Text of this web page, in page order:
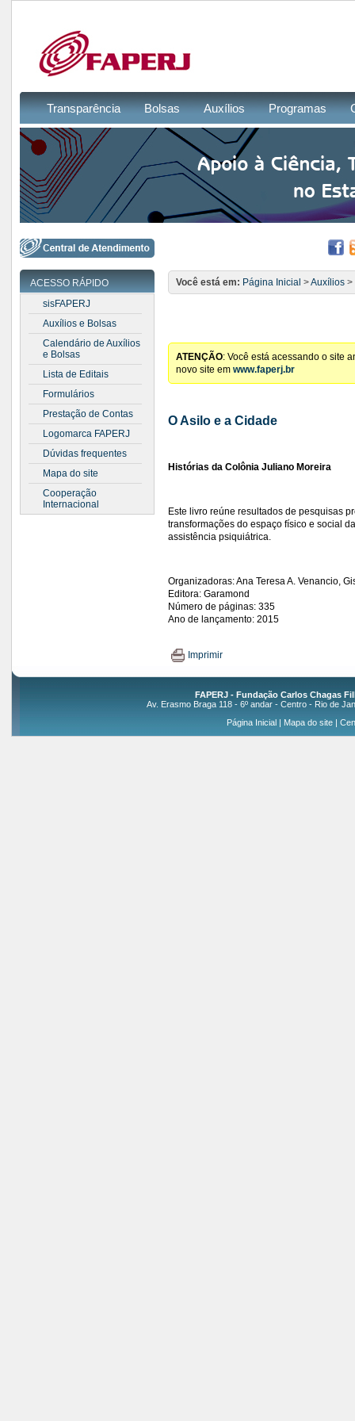
Transparência Bolsas Auxílios Programas
ACESSO RÁPIDO
sisFAPERJ
Auxílios e Bolsas
Calendário de Auxílios
e Bolsas
Lista de Editais
Formulários
Prestação de Contas
Logomarca FAPERJ
Dúvidas frequentes
Mapa do site
Cooperação
Internacional
Você está em: Página Inicial >Auxílios >
ATENÇÃO: Você está acessando o site
novo site em www.faperj.br
O Asilo e a Cidade
Histórias da Colônia Juliano Moreira
Este livro reúne resultados de pesquisas
transformações do espaço físico e social
assistência psiquiátrica.
Organizadoras: Ana Teresa A. Venancio,
Editora: Garamond
Número de páginas: 335
Ano de lançamento: 2015
Imprimir
FAPERJ - Fundação Carlos Chagas
Av. Erasmo Braga 118 - 6º andar - Centro - Rio de
Página Inicial| Mapa do site|